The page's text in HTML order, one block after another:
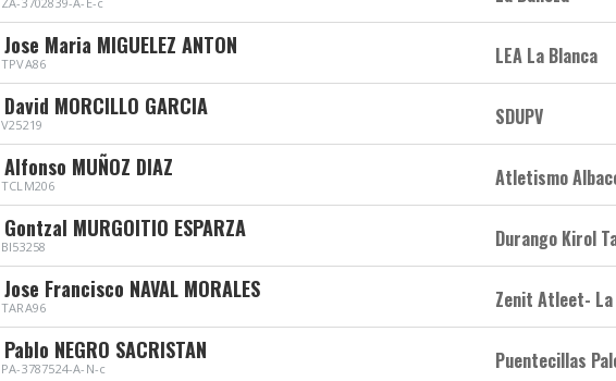
Jose Maria MIGUELEZ ANTON
TPVA86 LEA La Blanca
David MORCILLO GARCIA
V25219 SDUPV
Alfonso MUÑOZ DIAZ
TCLM206 Atletismo
Gontzal MURGOITIO ESPARZA
BI53258 Durango Kirol
Jose Francisco NAVAL MORALES
TARA96 Zenit Atleet-
Pablo NEGRO SACRISTAN
PA-3787524-A-N-c Puentecillas